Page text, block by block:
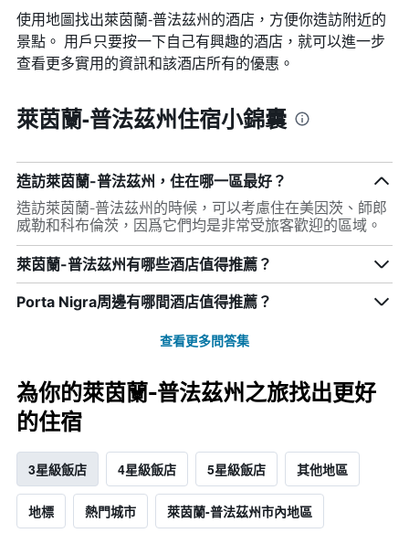
使用地圖找出萊茵蘭-普法茲州​的酒店，方便你造訪附近的
景點。 用戶只要按一下自己有興趣的酒店，就可以進一步
查看更多實用的資訊和該酒店所有的優惠。
萊茵蘭-普法茲州住宿小錦囊
造訪萊茵蘭-普法茲州，住在哪一區最好？
造訪萊茵蘭-普法茲州的時候，可以考慮住在美因茨、師郎
威勒和科布倫茨，因爲它們均是非常受旅客歡迎的區域。
萊茵蘭-普法茲州有哪些酒店值得推薦？
Porta Nigra周邊有哪間酒店值得推薦？
查看更多問答集
為你的萊茵蘭-普法茲州之旅找出更好
的住宿
3星級飯店 4星級飯店 5星級飯店 其他地區
地標 熱門城市 萊茵蘭-普法茲州市內地區